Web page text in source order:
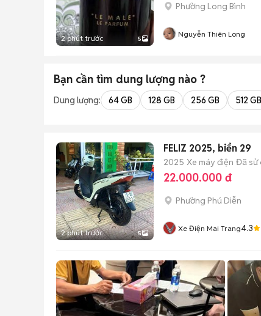
2 phút trước 5
Phường Long Bình
Nguyễn Thiên Long
Bạn cần tìm dung lượng nào ?
Dung lượng: 64 GB 128 GB 256 GB 512 GB
2 phút trước 5
FELIZ 2025, biển 29
2025 Xe máy điện Đã sử
22.000.000 đ
Phường Phú Diễn
Xe Điện Mai Trang4.3